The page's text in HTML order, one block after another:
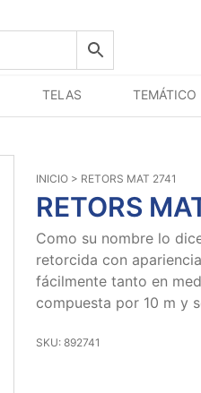
TELAS TEMÁTICO
INICIO > RETORS MAT 2741
RETORS
Como su nombre lo
retorcida con
fácilmente tanto en
compuesta por 10 m y
SKU: 892741